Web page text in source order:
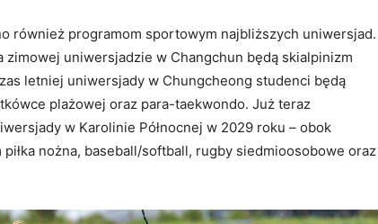
również programom sportowym najbliższych uniwersjad.
uniwersjadzie w Changchun będą skialpinizm
letniej uniwersjady w Chungcheong studenci będą
plażowej oraz para-taekwondo. Już teraz
w Karolinie Północnej w 2029 roku – obok
nożna, baseball/softball, rugby siedmioosobowe oraz